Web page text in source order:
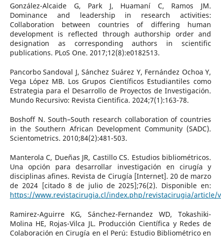
González-Alcaide G, Park J, Huamaní C, Ramos JM.
Dominance and leadership in research activities:
Collaboration between countries of differing human
development is reflected through authorship order and
designation as corresponding authors in scientific
publications. PLoS One. 2017;12(8):e0182513.
Pancorbo Sandoval J, Sánchez Suárez Y, Fernández Ochoa Y,
Vega López MB. Los Grupos Científicos Estudiantiles como
Estrategia para el Desarrollo de Proyectos de Investigación.
Mundo Recursivo: Revista Cientifica. 2024;7(1):163-78.
Boshoff N. South–South research collaboration of countries
in the Southern African Development Community (SADC).
Scientometrics. 2010;84(2):481-503.
Manterola C, Dueñas JR, Castillo CS. Estudios bibliométricos.
Una opción para desarrollar investigación en cirugía y
disciplinas afines. Revista de Cirugía [Internet]. 20 de marzo
de 2024 [citado 8 de julio de 2025];76(2). Disponible en:
https://www.revistacirugia.cl/index.php/revistacirugia/article/
Ramirez-Aguirre KG, Sánchez-Fernandez WD, Tokashiki-
Molina HE, Rojas-Vilca JL. Producción Científica y Redes de
Colaboración en Cirugía en el Perú: Estudio Bibliométrico en